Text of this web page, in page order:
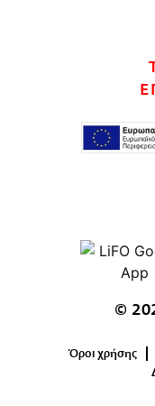
©
Όροι χρήσης